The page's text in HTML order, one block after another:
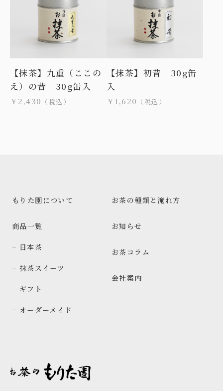
【抹茶】九重（ここの
え）の昔 30g缶入
￥2,430 （税込）
【抹茶】初昔 30g缶
入
￥1,620 （税込）
もりた園について
商品一覧
− 日本茶
− 抹茶スイーツ
− ギフト
− オーダーメイド
お茶の種類と淹れ方
お知らせ
お茶コラム
会社案内